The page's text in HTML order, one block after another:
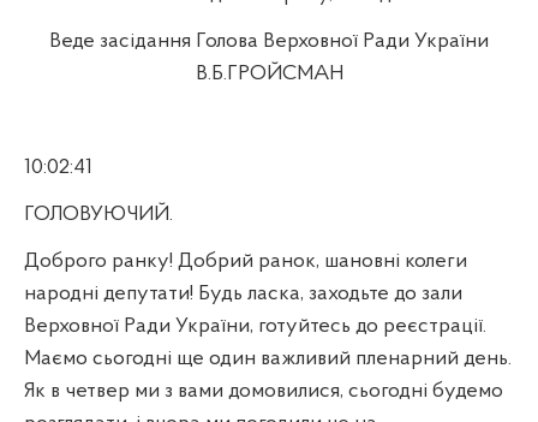
Веде засідання Голова Верховної Ради України
В.Б.ГРОЙСМАН
10:02:41
ГОЛОВУЮЧИЙ.
Доброго ранку! Добрий ранок, шановні колеги
народні депутати! Будь ласка, заходьте до зали
Верховної Ради України, готуйтесь до реєстрації.
Маємо сьогодні ще один важливий пленарний день.
Як в четвер ми з вами домовилися, сьогодні будемо